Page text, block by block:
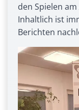
den Spielen
Inhaltlich ist
Berichten